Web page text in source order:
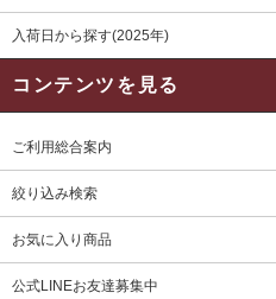
入荷日から探す(2025年)
コンテンツを見る
ご利用総合案内
絞り込み検索
お気に入り商品
公式LINEお友達募集中